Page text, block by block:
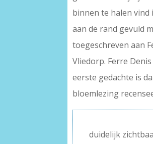
binnen te halen vind
aan de rand gevuld
toegeschreven aan
Vliedorp. Ferre
eerste gedachte is
bloemlezing
duidelijk